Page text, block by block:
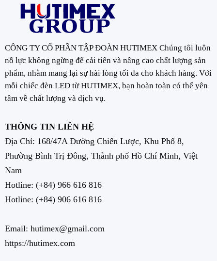
CÔNG TY CỔ PHẦN TẬP ĐOÀN HUTIMEX Chúng tôi luôn
nỗ lực không ngừng để cải tiến và nâng cao chất lượng sản
phẩm, nhằm mang lại sự hài lòng tối đa cho khách hàng. Với
mỗi chiếc đèn LED từ HUTIMEX, bạn hoàn toàn có thể yên
tâm về chất lượng và dịch vụ.
THÔNG TIN LIÊN HỆ
Địa Chỉ: 168/47A Đường Chiến Lược, Khu Phố 8,
Phường Bình Trị Đông, Thành phố Hồ Chí Minh, Việt
Nam
Hotline: (+84) 966 616 816
Hotline: (+84) 906 616 816
Email: hutimex@gmail.com
https://hutimex.com